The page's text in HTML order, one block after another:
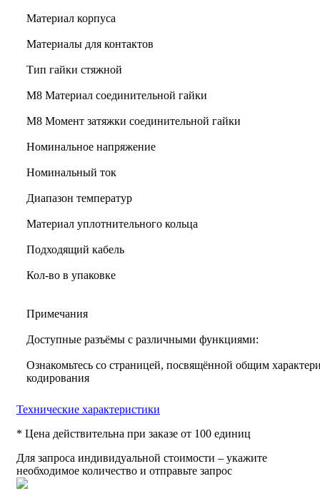
Материал корпуса
Материалы для контактов
Тип гайки стяжной
М8 Материал соединительной гайки
M8 Момент затяжки соединительной гайки
Номинальное напряжение
Номинальный ток
Диапазон температур
Материал уплотнительного кольца
Подходящий кабель
Кол-во в упаковке
Примечания
Доступные разъёмы с различными функциями:
Ознакомьтесь со страницей, посвящённой общим
кодирования
Технические характеристики
* Цена действительна при заказе от 100 единиц
Для запроса индивидуальной стоимости – укажите
необходимое количество и отправьте запрос